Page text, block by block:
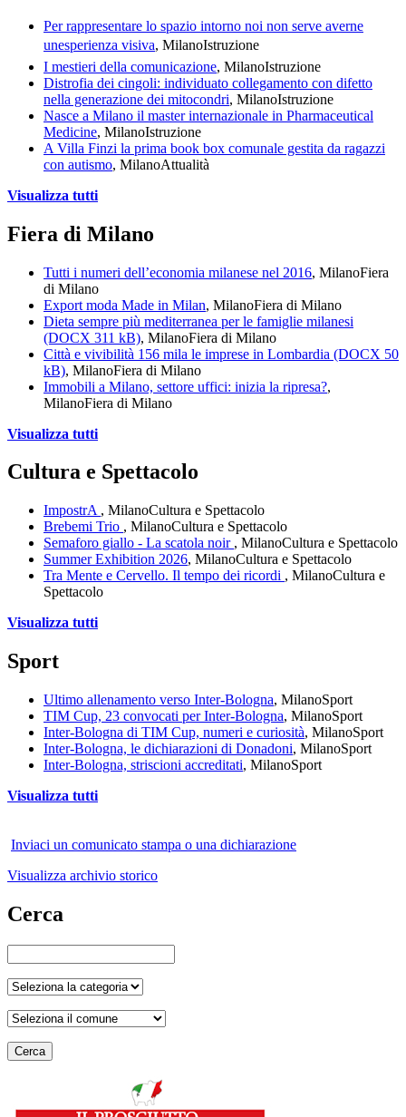
Per rappresentare lo spazio intorno noi non serve averne
unesperienza visiva, MilanoIstruzione
I mestieri della comunicazione, MilanoIstruzione
Distrofia dei cingoli: individuato collegamento con difetto
nella generazione dei mitocondri, MilanoIstruzione
Nasce a Milano il master internazionale in Pharmaceutical
Medicine, MilanoIstruzione
A Villa Finzi la prima book box comunale gestita da ragazzi
con autismo, MilanoAttualità
Visualizza tutti
Fiera di Milano
Tutti i numeri dell’economia milanese nel 2016, MilanoFiera
di Milano
Export moda Made in Milan, MilanoFiera di Milano
Dieta sempre più mediterranea per le famiglie milanesi
(DOCX 311 kB), MilanoFiera di Milano
Città e vivibilità 156 mila le imprese in Lombardia (DOCX 50
kB), MilanoFiera di Milano
Immobili a Milano, settore uffici: inizia la ripresa?,
MilanoFiera di Milano
Visualizza tutti
Cultura e Spettacolo
ImpostrA , MilanoCultura e Spettacolo
Brebemi Trio , MilanoCultura e Spettacolo
Semaforo giallo - La scatola noir , MilanoCultura e Spettacolo
Summer Exhibition 2026, MilanoCultura e Spettacolo
Tra Mente e Cervello. Il tempo dei ricordi , MilanoCultura e
Spettacolo
Visualizza tutti
Sport
Ultimo allenamento verso Inter-Bologna, MilanoSport
TIM Cup, 23 convocati per Inter-Bologna, MilanoSport
Inter-Bologna di TIM Cup, numeri e curiosità, MilanoSport
Inter-Bologna, le dichiarazioni di Donadoni, MilanoSport
Inter-Bologna, striscioni accreditati, MilanoSport
Visualizza tutti
Inviaci un comunicato stampa o una dichiarazione
Visualizza archivio storico
Cerca
Cerca